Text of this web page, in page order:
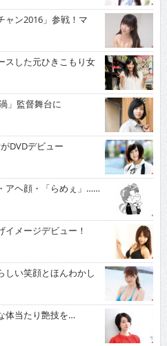
ン2016」参戦！マ
した元ひきこもり女
」監督舞台に
DVDデビュー
アヘ顔・「らめぇ」……
メージデビュー！
い笑顔とほんわかし
体当たり艶技を…